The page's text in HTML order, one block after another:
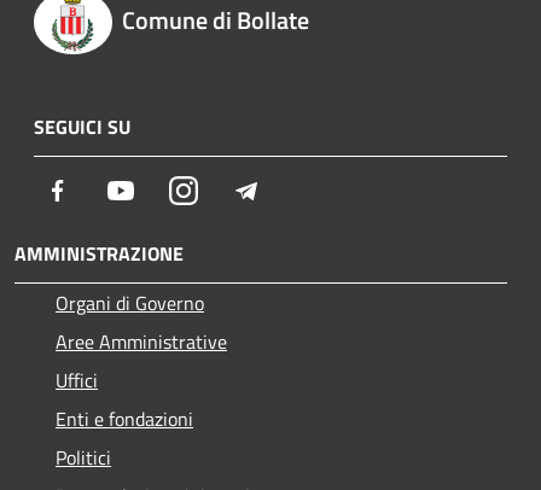
Comune di Bollate
SEGUICI SU
Facebook YoutubeInstagram
AMMINISTRAZIONE
Organi di Governo
Aree Amministrative
Uffici
Enti e fondazioni
Politici